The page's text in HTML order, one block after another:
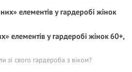
елементів у гардеробі жінок 60+,
зі свого гардероба з віком?